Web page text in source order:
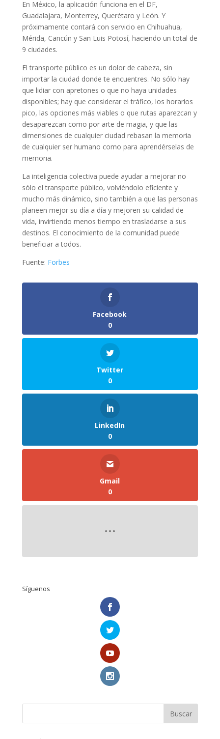
En México, la aplicación funciona en el DF,
Guadalajara, Monterrey, Querétaro y León. Y
próximamente contará con servicio en Chihuahua,
Mérida, Cancún y San Luis Potosí, haciendo un total de
9 ciudades.
El transporte público es un dolor de cabeza, sin
importar la ciudad donde te encuentres. No sólo hay
que lidiar con apretones o que no haya unidades
disponibles; hay que considerar el tráfico, los horarios
pico, las opciones más viables o que rutas aparezcan y
desaparezcan como por arte de magia, y que las
dimensiones de cualquier ciudad rebasan la memoria
de cualquier ser humano como para aprendérselas de
memoria.
La inteligencia colectiva puede ayudar a mejorar no
sólo el transporte público, volviéndolo eficiente y
mucho más dinámico, sino también a que las personas
planeen mejor su día a día y mejoren su calidad de
vida, invirtiendo menos tiempo en trasladarse a sus
destinos. El conocimiento de la comunidad puede
beneficiar a todos.
Fuente: Forbes
Facebook
0
Twitter
0
LinkedIn
0
Gmail
0
Síguenos